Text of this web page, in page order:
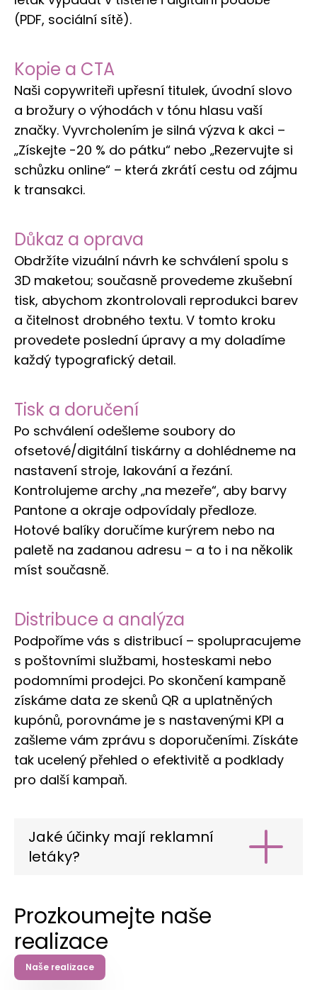
(PDF, sociální sítě).
Kopie a CTA
Naši copywriteři upřesní titulek, úvodní slovo
a brožury o výhodách v tónu hlasu vaší
značky. Vyvrcholením je silná výzva k akci –
„Získejte -20 % do pátku“ nebo „Rezervujte si
schůzku online“ – která zkrátí cestu od zájmu
k transakci.
Důkaz a oprava
Obdržíte vizuální návrh ke schválení spolu s
3D maketou; současně provedeme zkušební
tisk, abychom zkontrolovali reprodukci barev
a čitelnost drobného textu. V tomto kroku
provedete poslední úpravy a my doladíme
každý typografický detail.
Tisk a doručení
Po schválení odešleme soubory do
ofsetové/digitální tiskárny a dohlédneme na
nastavení stroje, lakování a řezání.
Kontrolujeme archy „na mezeře“, aby barvy
Pantone a okraje odpovídaly předloze.
Hotové balíky doručíme kurýrem nebo na
paletě na zadanou adresu – a to i na několik
míst současně.
Distribuce a analýza
Podpoříme vás s distribucí – spolupracujeme
s poštovními službami, hosteskami nebo
podomními prodejci. Po skončení kampaně
získáme data ze skenů QR a uplatněných
kupónů, porovnáme je s nastavenými KPI a
zašleme vám zprávu s doporučeními. Získáte
tak ucelený přehled o efektivitě a podklady
pro další kampaň.
Jaké účinky mají reklamní
letáky?
Získávání nových zákazníků
kontakt a atraktivní nabídka.
Místní posílení
Prozkoumejte naše
realizace
Naše realizace